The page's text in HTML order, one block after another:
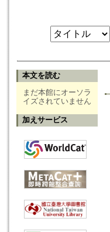
本文を読む
まだ本館にオーソラ
イズされていません
加えサービス